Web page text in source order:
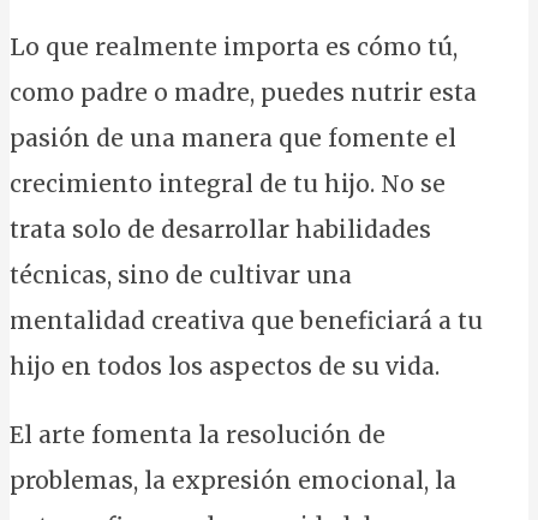
Lo que realmente importa es cómo tú,
como padre o madre, puedes nutrir esta
pasión de una manera que fomente el
crecimiento integral de tu hijo. No se
trata solo de desarrollar habilidades
técnicas, sino de cultivar una
mentalidad creativa que beneficiará a tu
hijo en todos los aspectos de su vida.
El arte fomenta la resolución de
problemas, la expresión emocional, la